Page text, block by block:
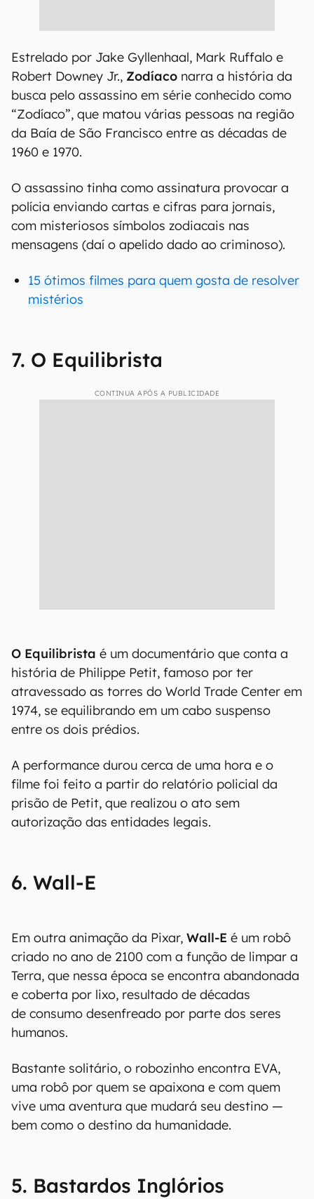
Estrelado por Jake Gyllenhaal, Mark Ruffalo e
Robert Downey Jr., Zodíaco narra a história da
busca pelo assassino em série conhecido como
“Zodíaco”, que matou várias pessoas na região
da Baía de São Francisco entre as décadas de
1960 e 1970.
O assassino tinha como assinatura provocar a
polícia enviando cartas e cifras para jornais,
com misteriosos símbolos zodiacais nas
mensagens (daí o apelido dado ao criminoso).
15 ótimos filmes para quem gosta de resolver
mistérios
7. O Equilibrista
CONTINUA APÓS A PUBLICIDADE
O Equilibrista é um documentário que conta a
história de Philippe Petit, famoso por ter
atravessado as torres do World Trade Center em
1974, se equilibrando em um cabo suspenso
entre os dois prédios.
A performance durou cerca de uma hora e o
filme foi feito a partir do relatório policial da
prisão de Petit, que realizou o ato sem
autorização das entidades legais.
6. Wall-E
Em outra animação da Pixar, Wall-E é um robô
criado no ano de 2100 com a função de limpar a
Terra, que nessa época se encontra abandonada
e coberta por lixo, resultado de décadas
de consumo desenfreado por parte dos seres
humanos.
Bastante solitário, o robozinho encontra EVA,
uma robô por quem se apaixona e com quem
vive uma aventura que mudará seu destino —
bem como o destino da humanidade.
5. Bastardos Inglórios